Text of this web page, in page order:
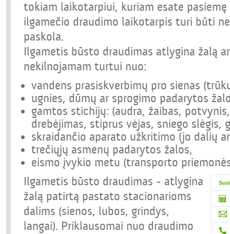
tokiam laikotarpiui, kuriam esate
ilgamečio draudimo laikotarpis turi būti
paskola.
Ilgametis būsto draudimas atlygina žalą
nekilnojamam turtui nuo:
vandens prasiskverbimų pro sienas
ugnies, dūmų ar sprogimo padarytos
gamtos stichijų: (audra, žaibas,
drebėjimas, stiprus vėjas, sniego slėgis,
skraidančio aparato užkritimo (jo dalių
trečiųjų asmenų padarytos žalos,
eismo įvykio metu (transporto
Ilgametis būsto draudimas - atlygina
žalą patirtą pastato stacionarioms
dalims (sienos, lubos, grindys,
langai). Priklausomai nuo draudimo